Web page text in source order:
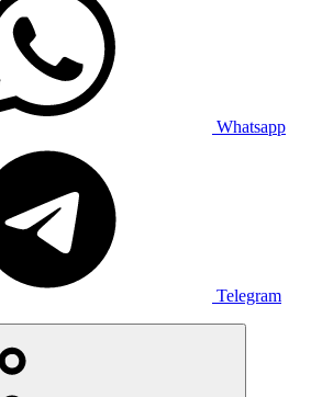
Whatsapp
Telegram